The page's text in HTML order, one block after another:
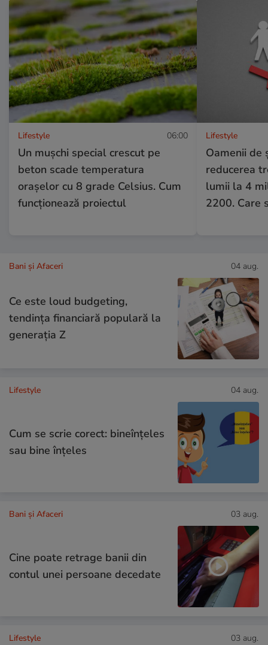
Lifestyle 06:00
Un mușchi special crescut pe
beton scade temperatura
orașelor cu 8 grade Celsius. Cum
funcționează proiectul
Lifestyle
Oamenii de
reducerea
lumii la 4
2200. Care
Bani și Afaceri 04 aug.
Ce este loud budgeting,
tendința financiară populară la
generația Z
Lifestyle 04 aug.
Cum se scrie corect: bineînțeles
sau bine înțeles
Bani și Afaceri 03 aug.
Cine poate retrage banii din
contul unei persoane decedate
Lifestyle 03 aug.